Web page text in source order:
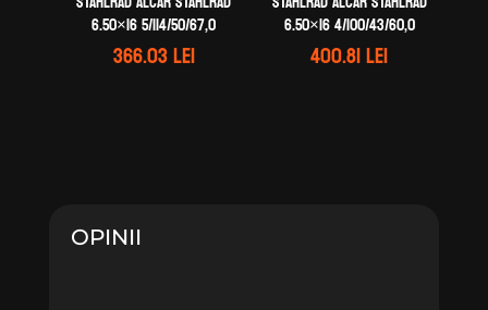
6.50×16 5/114/50/67,0
366.03lei
6.50×16 4/100/43/60,0
400.81lei
OPINII